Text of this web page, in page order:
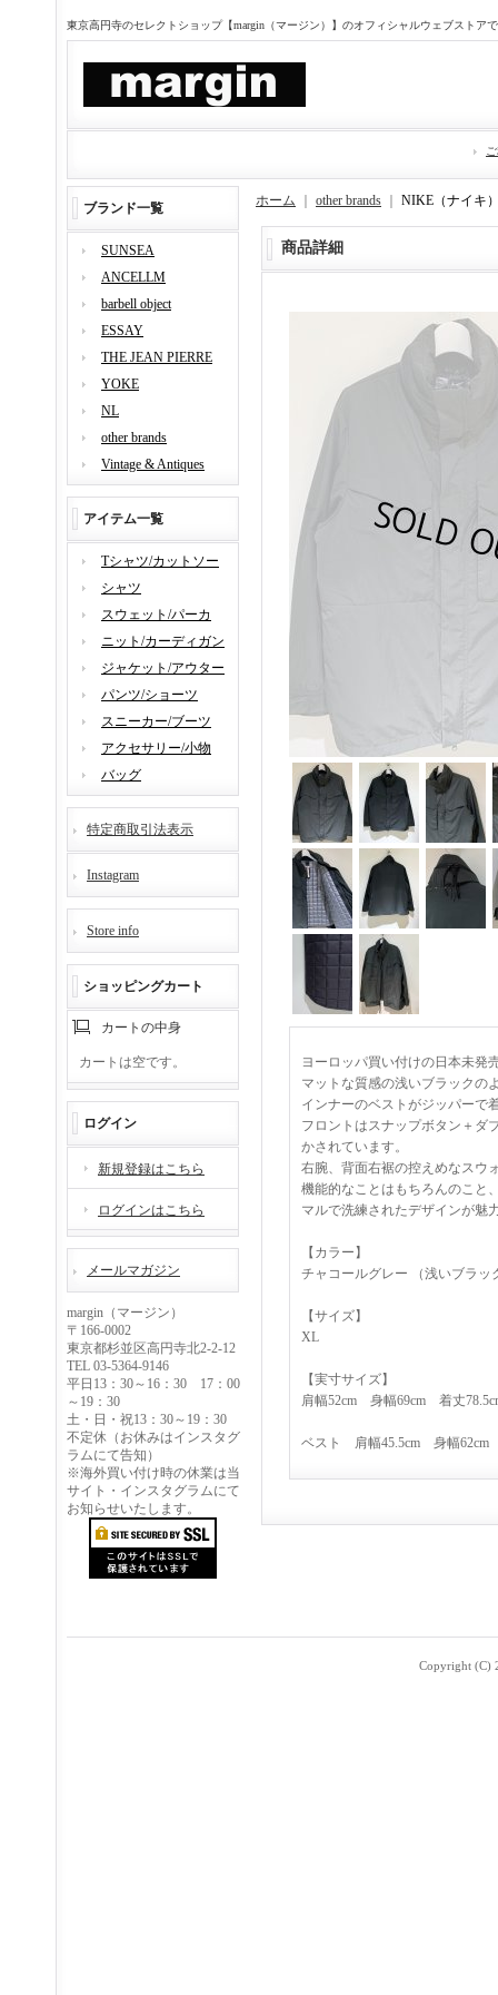
東京高円寺のセレクトショップ【margin（マージン）】のオフィシャルウェブストア
ブランド一覧
SUNSEA
ANCELLM
barbell object
ESSAY
THE JEAN PIERRE
YOKE
NL
other brands
Vintage & Antiques
アイテム一覧
Tシャツ/カットソー
シャツ
スウェット/パーカ
ニット/カーディガン
ジャケット/アウター
パンツ/ショーツ
スニーカー/ブーツ
アクセサリー/小物
バッグ
特定商取引法表示
Instagram
Store info
ショッピングカート
カートの中身
カートは空です。
ログイン
新規登録はこちら
ログインはこちら
メールマガジン
margin（マージン）
〒166-0002
東京都杉並区高円寺北2-2-12
TEL 03-5364-9146
平日13：30～16：30 17：00
～19：30
土・日・祝13：30～19：30
不定休（お休みはインスタグ
ラムにて告知）
※海外買い付け時の休業は当
サイト・インスタグラムにて
お知らせいたします。
ホーム other brands NIKE（ナイキ
商品詳細
ヨーロッパ買い付けの日本未発
マットな質感の浅いブラックの
インナーのベストがジッパーで
フロントはスナップボタン＋ダ
かされています。
右腕、背面右裾の控えめなスウ
機能的なことはもちろんのこと
マルで洗練されたデザインが魅
【カラー】
チャコールグレー （浅いブラッ
【サイズ】
XL
【実寸サイズ】
肩幅52cm 身幅69cm 着丈
ベスト 肩幅45.5cm 身幅62cm
Copyright (C)